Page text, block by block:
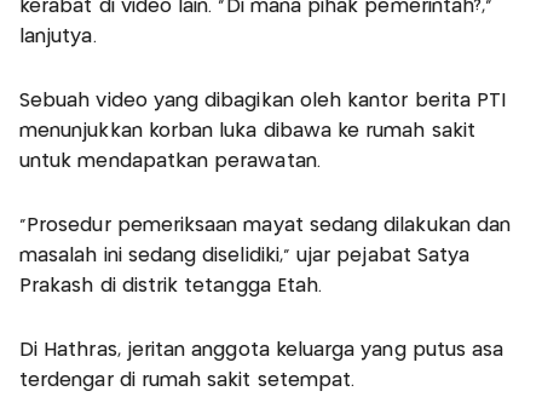
kerabat di video lain. “Di mana pihak pemerintah?,”
lanjutya.
Sebuah video yang dibagikan oleh kantor berita PTI
menunjukkan korban luka dibawa ke rumah sakit
untuk mendapatkan perawatan.
“Prosedur pemeriksaan mayat sedang dilakukan dan
masalah ini sedang diselidiki,” ujar pejabat Satya
Prakash di distrik tetangga Etah.
Di Hathras, jeritan anggota keluarga yang putus asa
terdengar di rumah sakit setempat.